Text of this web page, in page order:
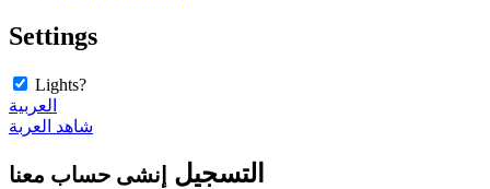
Settings
Lights?
العربية
شاهد العربة
التسجيل إنشى حساب معنا